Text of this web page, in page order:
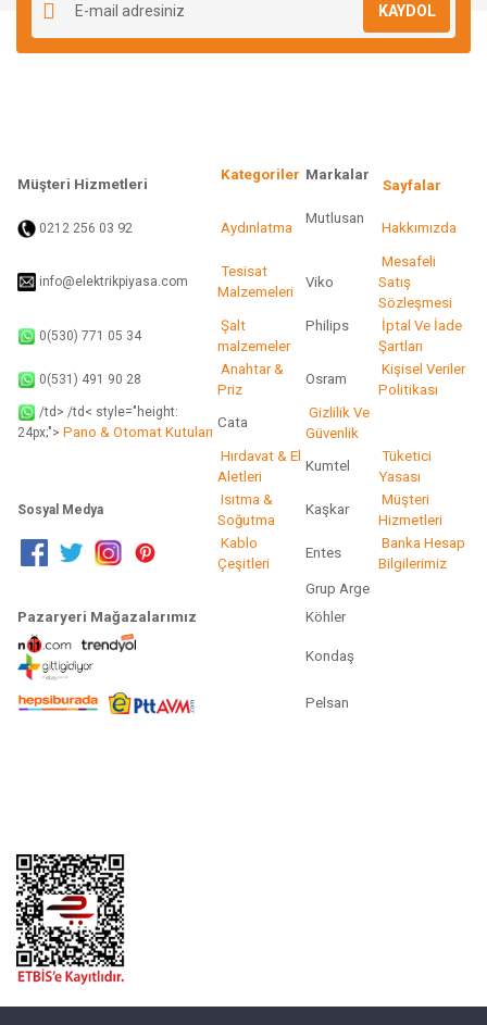
Ürün açıklamasında eksik bilgiler bulunuyor.
Ürün bilgilerinde hatalar bulunuyor.
KAYDOL
Müşteri Hizmetleri
Kategoriler Markalar
Sayfalar
0212 256 03 92 Aydınlatma
Mutlusan
Hakkımızda
info@elektrikpiyasa.com
Tesisat
Malzemeleri
Viko
Mesafeli
Satış
Sözleşmesi
0(530) 771 05 34
Şalt
malzemeler
Philips
İptal Ve İade
Şartları
0(531) 491 90 28
Anahtar &
Priz
Osram
Kişisel Veriler
Politikası
/td> /td< style="height:
24px;"> Pano & Otomat Kutuları
Cata
Gizlilik Ve
Güvenlik
Hırdavat & El
Aletleri
Kumtel
Tüketici
Yasası
Sosyal Medya
Isıtma &
Soğutma
Kaşkar
Müşteri
Hizmetleri
Kablo
Çeşitleri
Entes
Banka Hesap
Bilgilerimiz
Grup Arge
Pazaryeri Mağazalarımız
Köhler
Kondaş
Pelsan